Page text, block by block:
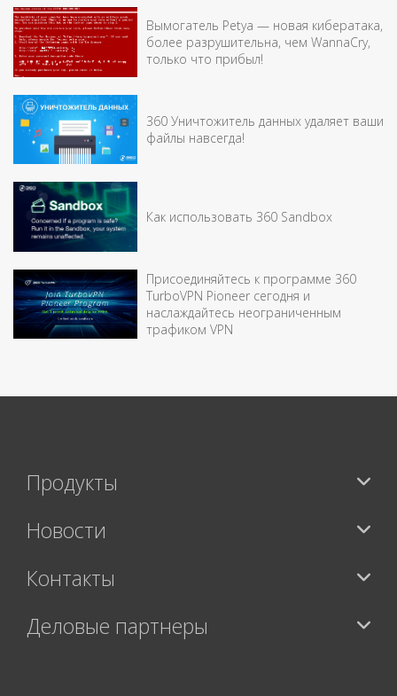
Вымогатель Petya — новая кибератака,
более разрушительна, чем WannaCry,
только что прибыл!
360 Уничтожитель данных удаляет ваши
файлы навсегда!
Как использовать 360 Sandbox
Присоединяйтесь к программе 360
TurboVPN Pioneer сегодня и
наслаждайтесь неограниченным
трафиком VPN
Продукты
Новости
Контакты
Деловые партнеры